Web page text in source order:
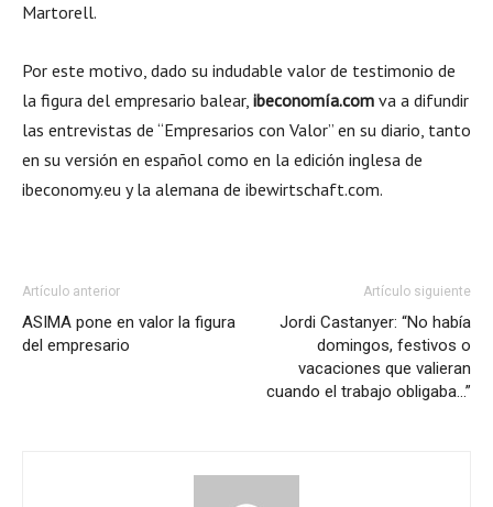
Martorell.
Por este motivo, dado su indudable valor de testimonio de
la figura del empresario balear, ibeconomía.com va a difundir
las entrevistas de “Empresarios con Valor” en su diario, tanto
en su versión en español como en la edición inglesa de
ibeconomy.eu y la alemana de ibewirtschaft.com.
Artículo anterior
ASIMA pone en valor la figura
del empresario
Artículo siguiente
Jordi Castanyer: “No había
domingos, festivos o
vacaciones que valieran
cuando el trabajo obligaba…”